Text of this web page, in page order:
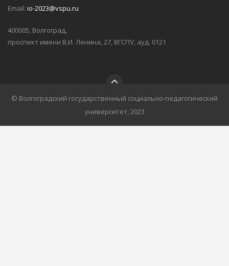
Email: io-2023@vspu.ru
400005, Волгоград,
проспект имени В.И. Ленина, 27, ВГСПУ, ауд. 0121
© Волгоградский государственный социально-педагогический
университет, 2023